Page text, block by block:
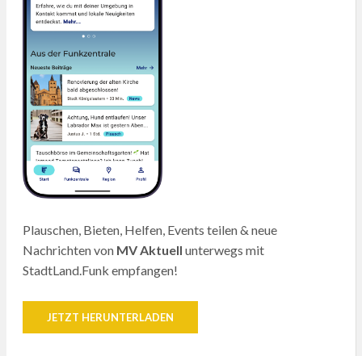
Plauschen, Bieten, Helfen, Events teilen & neue
Nachrichten von MV Aktuell unterwegs mit
StadtLand.Funk empfangen!
JETZT HERUNTERLADEN